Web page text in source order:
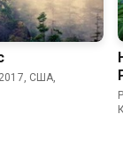
США,